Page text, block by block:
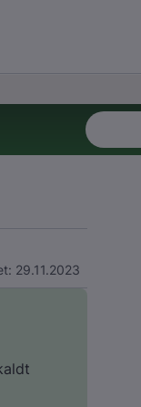
29.11.2023